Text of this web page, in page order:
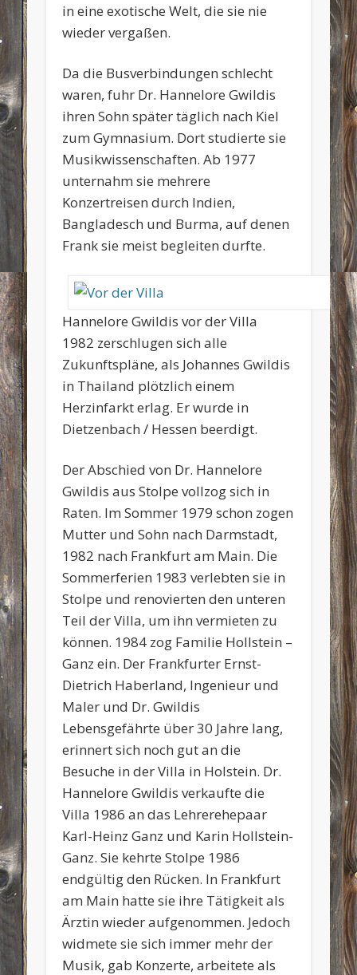
in eine exotische Welt, die sie nie
wieder vergaßen.
Da die Busverbindungen schlecht
waren, fuhr Dr. Hannelore Gwildis
ihren Sohn später täglich nach Kiel
zum Gymnasium. Dort studierte sie
Musikwissenschaften. Ab 1977
unternahm sie mehrere
Konzertreisen durch Indien,
Bangladesch und Burma, auf denen
Frank sie meist begleiten durfte.
Hannelore Gwildis vor der Villa
1982 zerschlugen sich alle
Zukunftspläne, als Johannes Gwildis
in Thailand plötzlich einem
Herzinfarkt erlag. Er wurde in
Dietzenbach / Hessen beerdigt.
Der Abschied von Dr. Hannelore
Gwildis aus Stolpe vollzog sich in
Raten. Im Sommer 1979 schon zogen
Mutter und Sohn nach Darmstadt,
1982 nach Frankfurt am Main. Die
Sommerferien 1983 verlebten sie in
Stolpe und renovierten den unteren
Teil der Villa, um ihn vermieten zu
können. 1984 zog Familie Hollstein –
Ganz ein. Der Frankfurter Ernst-
Dietrich Haberland, Ingenieur und
Maler und Dr. Gwildis
Lebensgefährte über 30 Jahre lang,
erinnert sich noch gut an die
Besuche in der Villa in Holstein. Dr.
Hannelore Gwildis verkaufte die
Villa 1986 an das Lehrerehepaar
Karl-Heinz Ganz und Karin Hollstein-
Ganz. Sie kehrte Stolpe 1986
endgültig den Rücken. In Frankfurt
am Main hatte sie ihre Tätigkeit als
Ärztin wieder aufgenommen. Jedoch
widmete sie sich immer mehr der
Musik, gab Konzerte, arbeitete als